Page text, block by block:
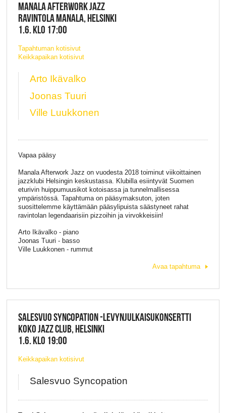
MANALA AFTERWORK JAZZ
RAVINTOLA MANALA, HELSINKI
1.6. KLO 17:00
Tapahtuman kotisivut
Keikkapaikan kotisivut
Arto Ikävalko
Joonas Tuuri
Ville Luukkonen
Vapaa pääsy
Manala Afterwork Jazz on vuodesta 2018 toiminut viikoittainen
jazzklubi Helsingin keskustassa. Klubilla esiintyvät Suomen
eturivin huippumuusikot kotoisassa ja tunnelmallisessa
ympäristössä. Tapahtuma on pääsymaksuton, joten
suosittelemme käyttämään pääsylipuista säästyneet rahat
ravintolan legendaarisiin pizzoihin ja virvokkeisiin!
Arto Ikävalko - piano
Joonas Tuuri - basso
Ville Luukkonen - rummut
Avaa tapahtuma
SALESVUO SYNCOPATION -LEVYNJULKAISUKONSERTTI
KOKO JAZZ CLUB, HELSINKI
1.6. KLO 19:00
Keikkapaikan kotisivut
Salesvuo Syncopation